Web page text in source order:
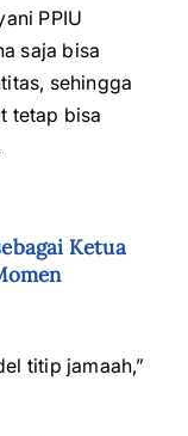
PPIU
saja bisa
sehingga
tetap bisa
Ketua
titip jamaah,”